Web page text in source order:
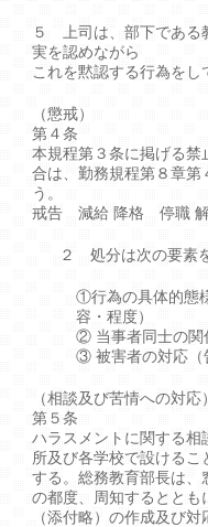
５ 上司は、部下である
実を認めながら
これを黙認する行為をし
（懲戒）
第４条
本規程第３条に掲げる
合は、勤務規程第８章
う。
戒告 減給 降格 停職
２ 処分は次の要素
①行為の具体的態
容・程度）
② 当事者同士の関
③ 被害者の対応（
（相談及び苦情への対応）
第５条
ハラスメントに関する相
所及び各学校で設けるこ
する。総務教育部長は、
の都度、周知するとと
（添付略）の作成及び